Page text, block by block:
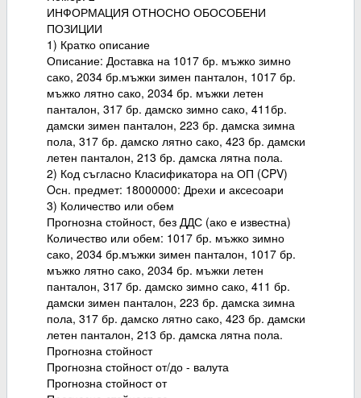
ИНФОРМАЦИЯ ОТНОСНО ОБОСОБЕНИ
ПОЗИЦИИ
1) Кратко описание
Описание: Доставка на 1017 бр. мъжко зимно
сако, 2034 бр.мъжки зимен панталон, 1017 бр.
мъжко лятно сако, 2034 бр. мъжки летен
панталон, 317 бр. дамско зимно сако, 411бр.
дамски зимен панталон, 223 бр. дамска зимна
пола, 317 бр. дамско лятно сако, 423 бр. дамски
летен панталон, 213 бр. дамска лятна пола.
2) Код съгласно Класификатора на ОП (CPV)
Oсн. предмет: 18000000: Дрехи и аксесоари
3) Количество или обем
Прогнозна стойност, без ДДС (ако е известна)
Количество или обем: 1017 бр. мъжко зимно
сако, 2034 бр.мъжки зимен панталон, 1017 бр.
мъжко лятно сако, 2034 бр. мъжки летен
панталон, 317 бр. дамско зимно сако, 411 бр.
дамски зимен панталон, 223 бр. дамска зимна
пола, 317 бр. дамско лятно сако, 423 бр. дамски
летен панталон, 213 бр. дамска лятна пола.
Прогнозна стойност
Прогнозна стойност от/до - валута
Прогнозна стойност от